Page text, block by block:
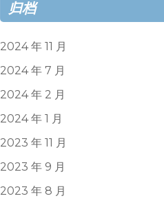
归档
2024 年 11 月
2024 年 7 月
2024 年 2 月
2024 年 1 月
2023 年 11 月
2023 年 9 月
2023 年 8 月